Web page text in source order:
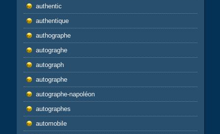
authentic
authentique
authographe
autograghe
autograph
autographe
autographe-napoléon
autographes
automobile